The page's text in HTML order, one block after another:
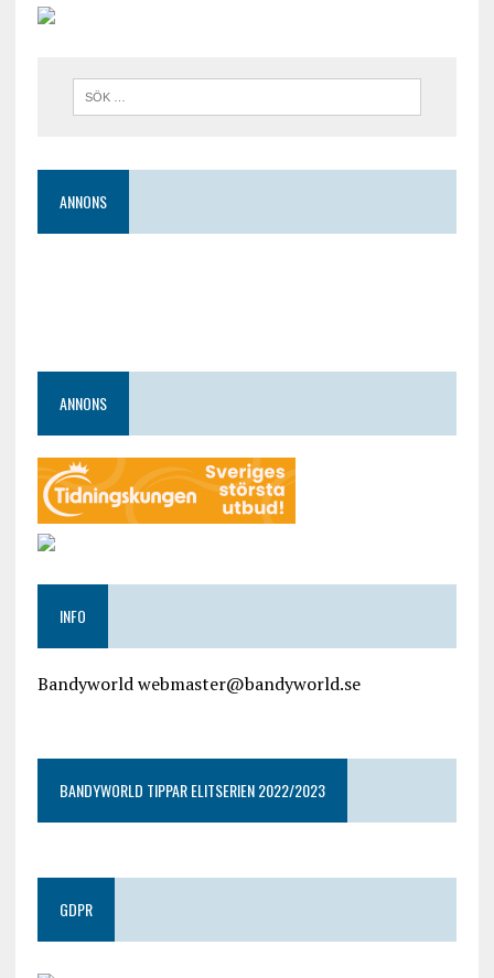
ANNONS
ANNONS
INFO
Bandyworld webmaster@bandyworld.se
BANDYWORLD TIPPAR ELITSERIEN 2022/2023
GDPR